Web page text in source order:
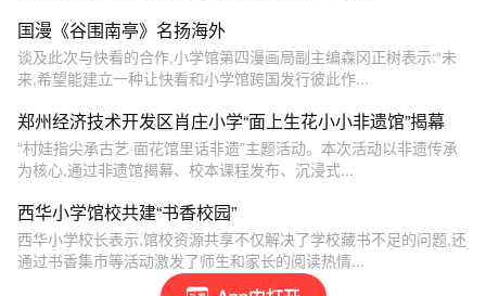
国漫《谷围南亭》名扬海外
谈及此次与快看的合作,小学馆第四漫画局副主编森冈正树表示:“未
来,希望能建立一种让快看和小学馆跨国发行彼此作...
郑州经济技术开发区肖庄小学“面上生花小小非遗馆”揭幕
“村娃指尖承古艺·面花馆里话非遗”主题活动。本次活动以非遗传承
为核心,通过非遗馆揭幕、校本课程发布、沉浸式...
西华小学馆校共建“书香校园”
西华小学校长表示,馆校资源共享不仅解决了学校藏书不足的问题,还
通过书香集市等活动激发了师生和家长的阅读热情...